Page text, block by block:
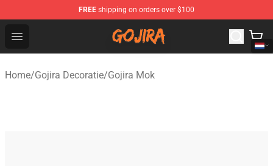
FREE shipping on orders over $100
Open menu
Gojira Shop - Official Gojira Merchandise Store
Home/Gojira Decoratie/Gojira Mok